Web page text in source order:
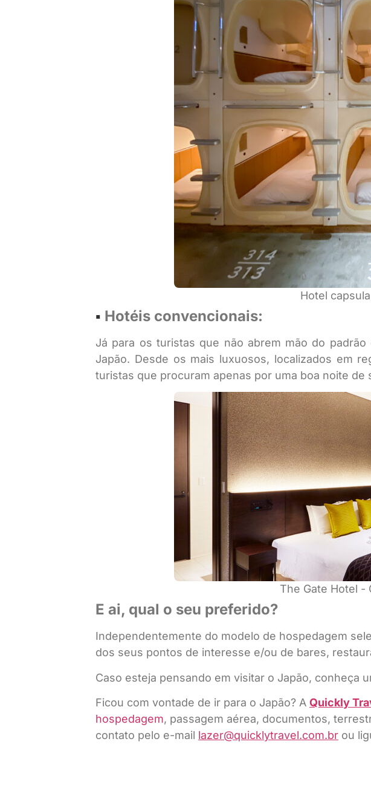
Hotel
▪︎ Hotéis convencionais:
Já para os turistas que não abrem mão do
Japão. Desde os mais luxuosos, localizados em
turistas que procuram apenas por uma boa noite de
The Gate Hotel -
E ai, qual o seu preferido?
Independentemente do modelo de hospedagem
dos seus pontos de interesse e/ou de bares,
Caso esteja pensando em visitar o Japão, conheça
Ficou com vontade de ir para o Japão? AQuickly
hospedagem, passagem aérea, documentos,
contato pelo e-mail lazer@quicklytravel.com.br ou